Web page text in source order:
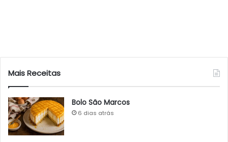
Mais Receitas
Bolo São Marcos
6 dias atrás